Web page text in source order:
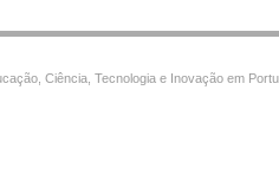
Ciência, Tecnologia e Inovação em